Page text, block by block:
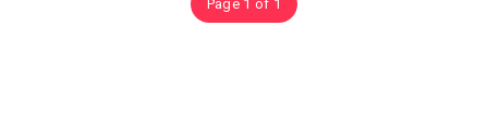
Page 1 of 1